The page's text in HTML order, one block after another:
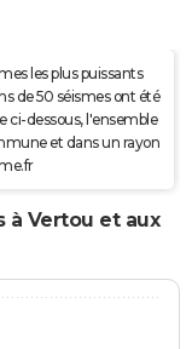
les plus puissants
de 50 séismes ont été
ci-dessous, l'ensemble
et dans un rayon
à Vertou et aux